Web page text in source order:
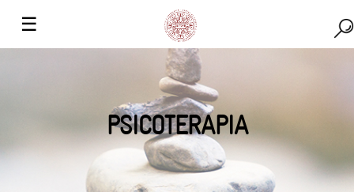
☰
PSICOTERAPIA